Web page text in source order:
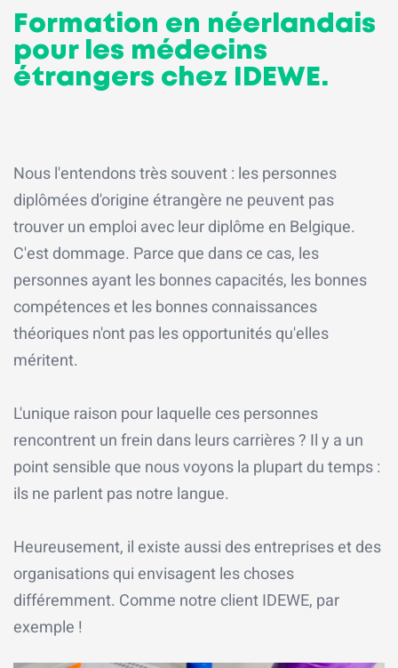
Formation en néerlandais
pour les médecins
étrangers chez IDEWE.
Nous l'entendons très souvent : les personnes
diplômées d'origine étrangère ne peuvent pas
trouver un emploi avec leur diplôme en Belgique.
C'est dommage. Parce que dans ce cas, les
personnes ayant les bonnes capacités, les bonnes
compétences et les bonnes connaissances
théoriques n'ont pas les opportunités qu'elles
méritent.
L'unique raison pour laquelle ces personnes
rencontrent un frein dans leurs carrières ? Il y a un
point sensible que nous voyons la plupart du temps :
ils ne parlent pas notre langue.
Heureusement, il existe aussi des entreprises et des
organisations qui envisagent les choses
différemment. Comme notre client IDEWE, par
exemple !